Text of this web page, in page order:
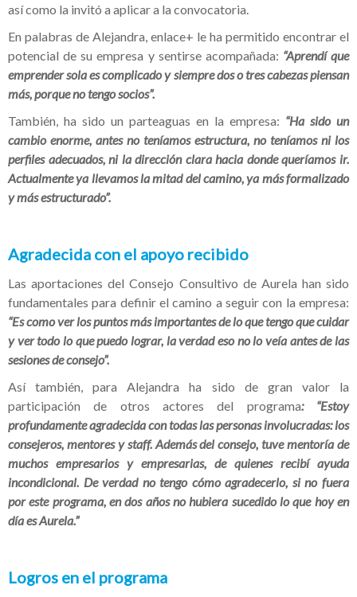
así como la invitó a aplicar a la convocatoria.
En palabras de Alejandra, enlace+ le ha permitido encontrar el
potencial de su empresa y sentirse acompañada: “Aprendí que
emprender sola es complicado y siempre dos o tres cabezas piensan
más, porque no tengo socios”.
También, ha sido un parteaguas en la empresa: “Ha sido un
cambio enorme, antes no teníamos estructura, no teníamos ni los
perfiles adecuados, ni la dirección clara hacia donde queríamos ir.
Actualmente ya llevamos la mitad del camino, ya más formalizado
y más estructurado”.
Agradecida con el apoyo recibido
Las aportaciones del Consejo Consultivo de Aurela han sido
fundamentales para definir el camino a seguir con la empresa:
“Es como ver los puntos más importantes de lo que tengo que cuidar
y ver todo lo que puedo lograr, la verdad eso no lo veía antes de las
sesiones de consejo”.
Así también, para Alejandra ha sido de gran valor la
participación de otros actores del programa: “Estoy
profundamente agradecida con todas las personas involucradas: los
consejeros, mentores y staff. Además del consejo, tuve mentoría de
muchos empresarios y empresarias, de quienes recibí ayuda
incondicional. De verdad no tengo cómo agradecerlo, si no fuera
por este programa, en dos años no hubiera sucedido lo que hoy en
día es Aurela.”
Logros en el programa